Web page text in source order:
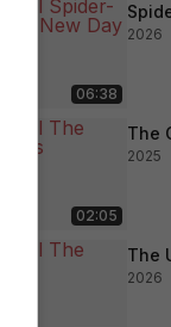
06:38
2026
02:05
The
2025
The
2026